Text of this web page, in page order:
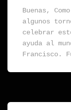
Buenas,
algunos
celebrar
ayuda al
Francisco.